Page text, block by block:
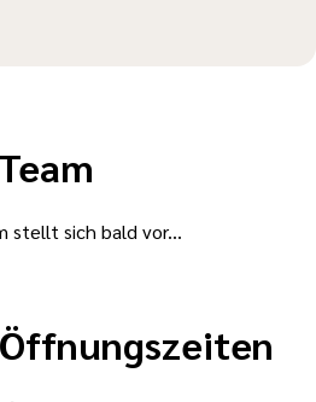
Team
stellt sich bald vor...